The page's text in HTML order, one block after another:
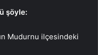
şöyle:
Mudurnu ilçesindeki